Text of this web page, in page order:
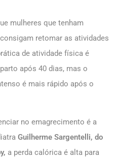
mulheres que tenham
retomar as atividades
de atividade física é
após 40 dias, mas o
é mais rápido após o
no emagrecimento é a
Guilherme Sargentelli, do
a perda calórica é alta para